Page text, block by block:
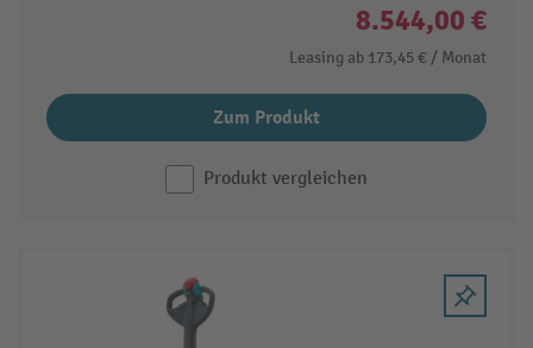
8.544,00 €
Leasing ab 173,45 € / Monat
Zum Produkt
Produkt vergleichen